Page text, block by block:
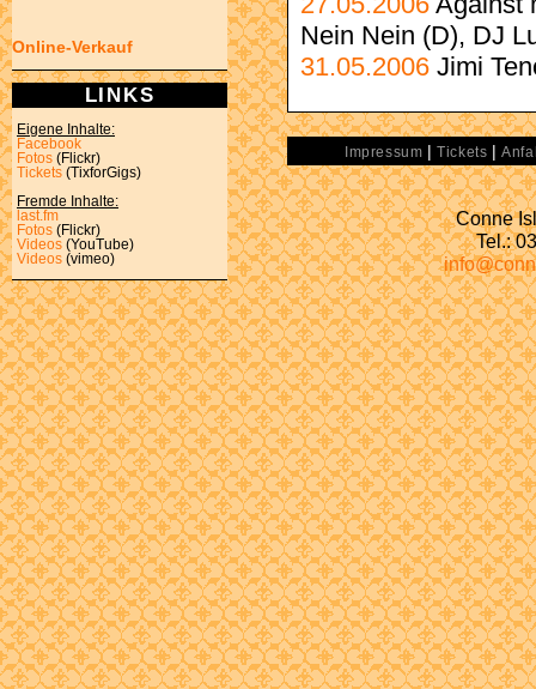
Online-Verkauf
LINKS
Eigene Inhalte:
Facebook
Fotos (Flickr)
Tickets (TixforGigs)
Fremde Inhalte:
last.fm
Fotos (Flickr)
Videos (YouTube)
Videos (vimeo)
Nein Nein (D), DJ
31.05.2006 Jimi
Impressum |Tickets |
Conne
Tel.: